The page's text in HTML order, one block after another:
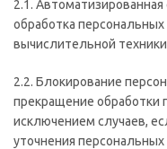
2.1.
обработка
вычислительной
2.2. Блокирование
прекращение обработки
исключением случаев,
уточнения